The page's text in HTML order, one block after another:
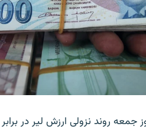
جمعه روند نزولی ارزش لیر در